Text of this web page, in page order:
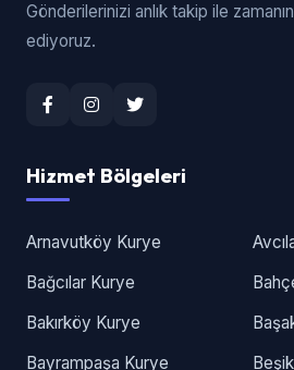
Gönderilerinizi anlık takip ile
ediyoruz.
Hizmet Bölgeleri
Arnavutköy Kurye
Bağcılar Kurye
Bakırköy Kurye
Bayrampaşa Kurye